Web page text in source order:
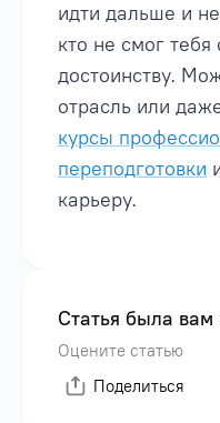
идти дальше и
кто не смог тебя
достоинству.
отрасль или
курсы
переподготовки
карьеру.
Статья была вам
Оцените статью
Поделиться